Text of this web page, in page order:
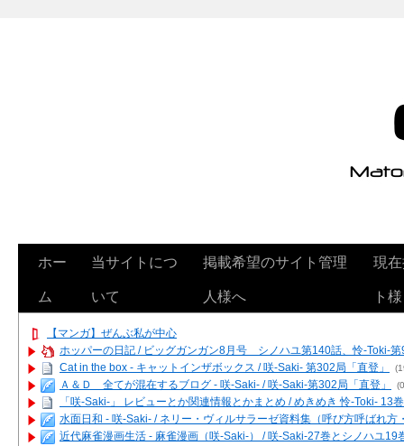
ホー
ム
当サイトにつ
いて
掲載希望のサイト管理
人様へ
現
ト様
【マンガ】ぜんぶ私が中心
ホッパーの日記 / ビッグガンガン8月号 シノハユ第140話、怜-Toki-第
Cat in the box - キャットインザボックス / 咲-Saki- 第302局「直登」
Ａ＆Ｄ 全てが混在するブログ - 咲-Saki- / 咲-Saki-第302局「直登」
「咲-Saki-」 レビューとか関連情報とかまとめ / めきめき 怜-Toki- 13
水面日和 - 咲-Saki- / ネリー・ヴィルサラーゼ資料集（呼び方呼ばれ方
近代麻雀漫画生活 - 麻雀漫画（咲-Saki-） / 咲-Saki-27巻とシノハユ